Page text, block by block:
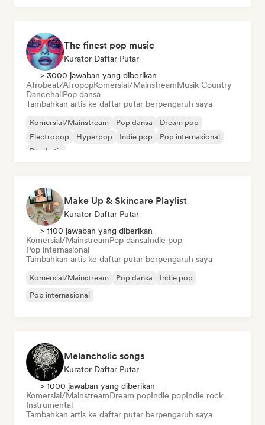
The finest pop music
Kurator Daftar Putar
> 3000 jawaban yang diberikan
Afrobeat/AfropopKomersial/MainstreamMusik Country
DancehallPop dansa
Tambahkan artis ke daftar putar berpengaruh saya
Komersial/Mainstream Pop dansa
Dream pop
Electropop
Hyperpop Indie pop
Pop internasional
Pop Latin
Make Up & Skincare Playlist
Kurator Daftar Putar
> 1100 jawaban yang diberikan
Komersial/MainstreamPop dansaIndie pop
Pop internasional
Tambahkan artis ke daftar putar berpengaruh saya
Komersial/Mainstream Pop dansa
Indie pop
Pop internasional
Melancholic songs
Kurator Daftar Putar
> 1000 jawaban yang diberikan
Komersial/MainstreamDream popIndie popIndie rock
Instrumental
Tambahkan artis ke daftar putar berpengaruh saya